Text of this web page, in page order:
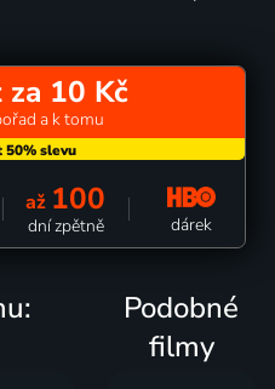
10 Kč
a k tomu
až 100
dní zpětně dárek
Podobné
filmy